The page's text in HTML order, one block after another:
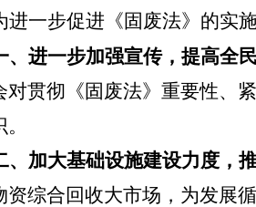
进一步促进《固废法》的实
、进一步加强宣传，提高全
对贯彻《固废法》重要性、
、加大基础设施建设力度，
资综合回收大市场，为发展